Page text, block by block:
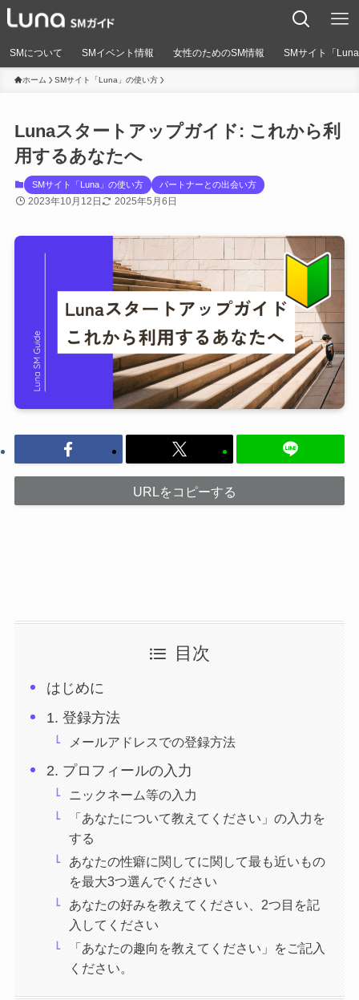
SMについて SMイベント情報 女性のためのSM情報 SMサイト「
ホーム SMサイト「Luna」の使い方
Lunaスタートアップガイド: これから利
用するあなたへ
SMサイト「Luna」の使い方 パートナーとの出会い方
2023年10月12日 2025年5月6日
URLをコピーする
目次
はじめに
1. 登録方法
メールアドレスでの登録方法
2. プロフィールの入力
ニックネーム等の入力
「あなたについて教えてください」の入力を
する
あなたの性癖に関してに関して最も近いもの
を最大3つ選んでください
あなたの好みを教えてください、2つ目を記
入してください
「あなたの趣向を教えてください」をご記入
ください。